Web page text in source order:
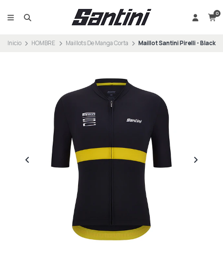
0
Inicio HOMBRE Maillots De Manga Corta Maillot Santini Pirelli - Black